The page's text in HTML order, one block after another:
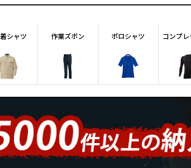
シャツ 作業ズボン ポロシャツ コンプ